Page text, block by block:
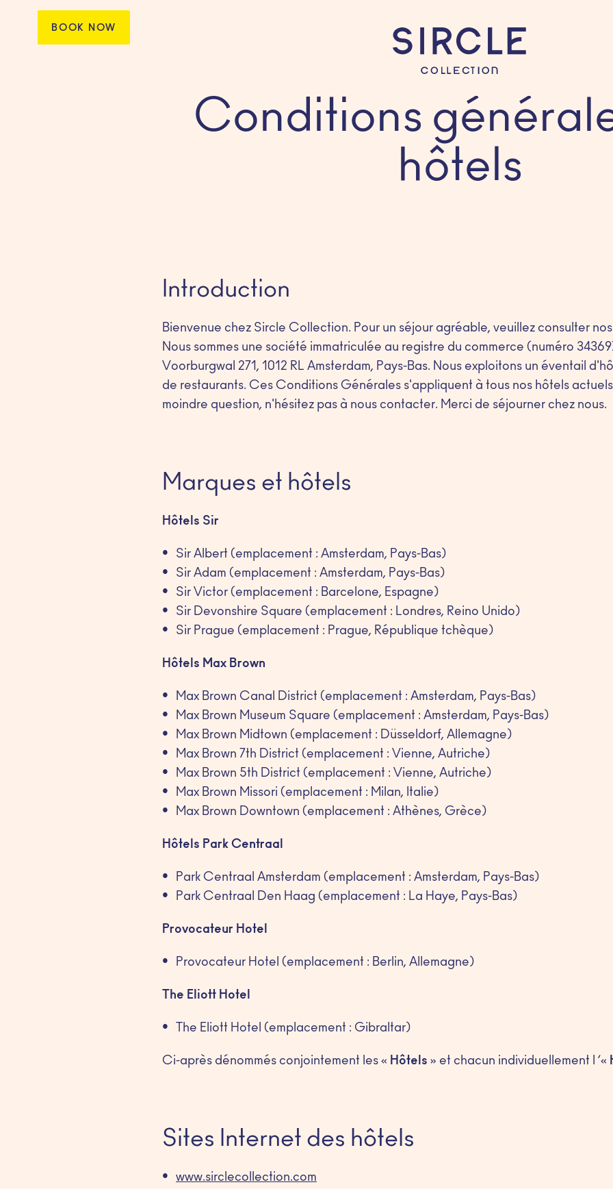
BOOK NOW
Conditions
hôtels
Introduction
Bienvenue chez Sircle Collection. Pour un séjour agréable, veuillez consulter
Nous sommes une société immatriculée au registre du commerce (numéro
Voorburgwal 271, 1012 RL Amsterdam, Pays-Bas. Nous exploitons un éventail
de restaurants. Ces Conditions Générales s'appliquent à tous nos hôtels
moindre question, n'hésitez pas à nous contacter. Merci de séjourner chez nous.
Marques et hôtels
Hôtels Sir
Sir Albert (emplacement : Amsterdam, Pays-Bas)
Sir Adam (emplacement : Amsterdam, Pays-Bas)
Sir Victor (emplacement : Barcelone, Espagne)
Sir Devonshire Square (emplacement : Londres, Reino Unido)
Sir Prague (emplacement : Prague, République tchèque)
Hôtels Max Brown
Max Brown Canal District (emplacement : Amsterdam, Pays-Bas)
Max Brown Museum Square (emplacement : Amsterdam, Pays-Bas)
Max Brown Midtown (emplacement : Düsseldorf, Allemagne)
Max Brown 7th District (emplacement : Vienne, Autriche)
Max Brown 5th District (emplacement : Vienne, Autriche)
Max Brown Missori (emplacement : Milan, Italie)
Max Brown Downtown (emplacement : Athènes, Grèce)
Hôtels Park Centraal
Park Centraal Amsterdam (emplacement : Amsterdam, Pays-Bas)
Park Centraal Den Haag (emplacement : La Haye, Pays-Bas)
Provocateur Hotel
Provocateur Hotel (emplacement : Berlin, Allemagne)
The Eliott Hotel
The Eliott Hotel (emplacement : Gibraltar)
Ci-après dénommés conjointement les « Hôtels » et chacun individuellement l ’«
Sites Internet des hôtels
www.sirclecollection.com